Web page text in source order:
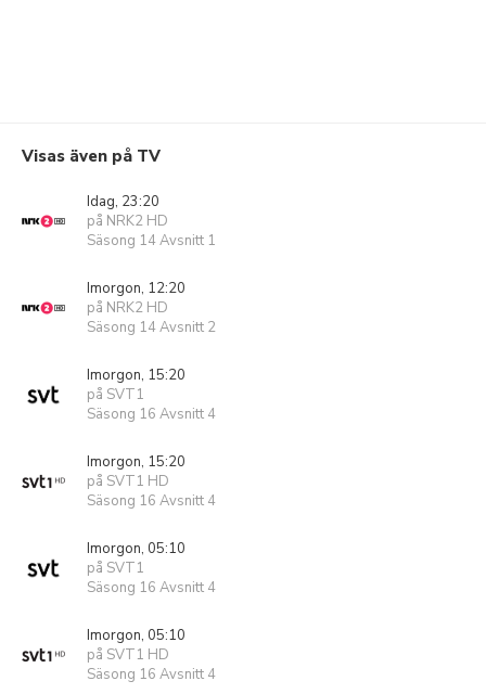
Visas även på TV
Idag, 23:20
på NRK2 HD
Säsong 14 Avsnitt 1
Imorgon, 12:20
på NRK2 HD
Säsong 14 Avsnitt 2
Imorgon, 15:20
på SVT1
Säsong 16 Avsnitt 4
Imorgon, 15:20
på SVT1 HD
Säsong 16 Avsnitt 4
Imorgon, 05:10
på SVT1
Säsong 16 Avsnitt 4
Imorgon, 05:10
på SVT1 HD
Säsong 16 Avsnitt 4